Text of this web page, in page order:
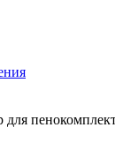
для